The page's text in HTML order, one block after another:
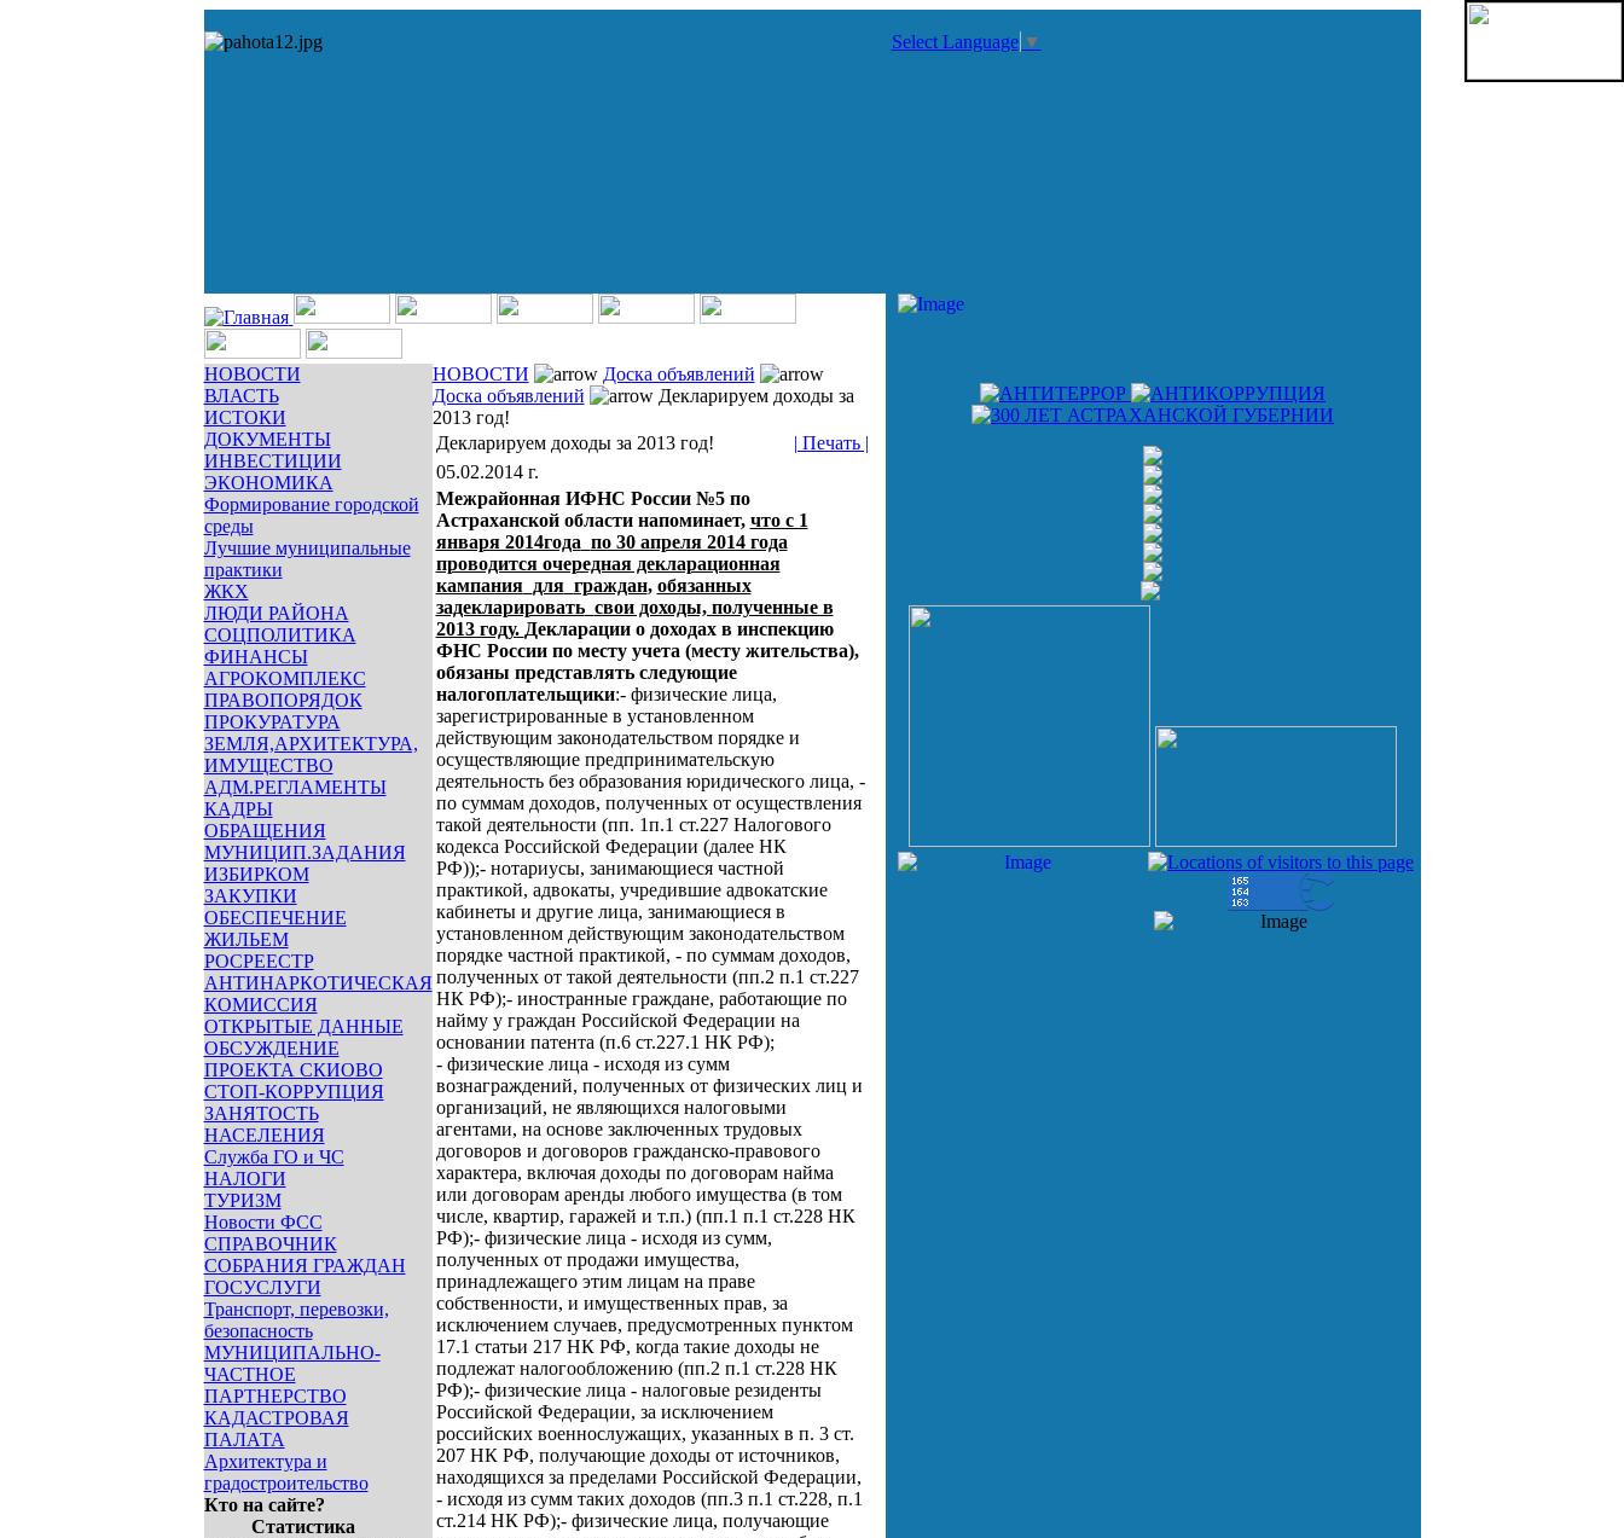
Select Language ▼
НОВОСТИ
ВЛАСТЬ
ИСТОКИ
ДОКУМЕНТЫ
ИНВЕСТИЦИИ
ЭКОНОМИКА
Формирование городской
среды
Лучшие муниципальные
практики
ЖКХ
ЛЮДИ РАЙОНА
СОЦПОЛИТИКА
ФИНАНСЫ
АГРОКОМПЛЕКС
ПРАВОПОРЯДОК
ПРОКУРАТУРА
ЗЕМЛЯ,АРХИТЕКТУРА,
ИМУЩЕСТВО
АДМ.РЕГЛАМЕНТЫ
КАДРЫ
ОБРАЩЕНИЯ
МУНИЦИП.ЗАДАНИЯ
ИЗБИРКОМ
ЗАКУПКИ
ОБЕСПЕЧЕНИЕ
ЖИЛЬЕМ
РОСРЕЕСТР
АНТИНАРКОТИЧЕСКАЯ
КОМИССИЯ
ОТКРЫТЫЕ ДАННЫЕ
ОБСУЖДЕНИЕ
ПРОЕКТА СКИОВО
СТОП-КОРРУПЦИЯ
ЗАНЯТОСТЬ
НАСЕЛЕНИЯ
Служба ГО и ЧС
НАЛОГИ
ТУРИЗМ
Новости ФСС
СПРАВОЧНИК
СОБРАНИЯ ГРАЖДАН
ГОСУСЛУГИ
Транспорт, перевозки,
безопасность
МУНИЦИПАЛЬНО-
ЧАСТНОЕ
ПАРТНЕРСТВО
КАДАСТРОВАЯ
ПАЛАТА
Архитектура и
градостроительство
Кто на сайте?
Статистика
НОВОСТИ
Доска объявлений
Доска объявлений
Декларируем доходы за
2013 год!
Декларируем доходы за 2013 год!
| Печать |
05.02.2014 г.
Межрайонная ИФНС России №5 по
Астраханской области напоминает, что с 1
января 2014года по 30 апреля 2014 года
проводится очередная декларационная
кампания для граждан, обязанных
задекларировать свои доходы, полученные в
2013 году. Декларации о доходах в инспекцию
ФНС России по месту учета (месту жительства),
обязаны представлять следующие
налогоплательщики:- физические лица,
зарегистрированные в установленном
действующим законодательством порядке и
осуществляющие предпринимательскую
деятельность без образования юридического лица, -
по суммам доходов, полученных от осуществления
такой деятельности (пп. 1п.1 ст.227 Налогового
кодекса Российской Федерации (далее НК
РФ));- нотариусы, занимающиеся частной
практикой, адвокаты, учредившие адвокатские
кабинеты и другие лица, занимающиеся в
установленном действующим законодательством
порядке частной практикой, - по суммам доходов,
полученных от такой деятельности (пп.2 п.1 ст.227
НК РФ);- иностранные граждане, работающие по
найму у граждан Российской Федерации на
основании патента (п.6 ст.227.1 НК РФ);
- физические лица - исходя из сумм
вознаграждений, полученных от физических лиц и
организаций, не являющихся налоговыми
агентами, на основе заключенных трудовых
договоров и договоров гражданско-правового
характера, включая доходы по договорам найма
или договорам аренды любого имущества (в том
числе, квартир, гаражей и т.п.) (пп.1 п.1 ст.228 НК
РФ);- физические лица - исходя из сумм,
полученных от продажи имущества,
принадлежащего этим лицам на праве
собственности, и имущественных прав, за
исключением случаев, предусмотренных пунктом
17.1 статьи 217 НК РФ, когда такие доходы не
подлежат налогообложению (пп.2 п.1 ст.228 НК
РФ);- физические лица - налоговые резиденты
Российской Федерации, за исключением
российских военнослужащих, указанных в п. 3 ст.
207 НК РФ, получающие доходы от источников,
находящихся за пределами Российской Федерации,
- исходя из сумм таких доходов (пп.3 п.1 ст.228, п.1
ст.214 НК РФ);- физические лица, получающие